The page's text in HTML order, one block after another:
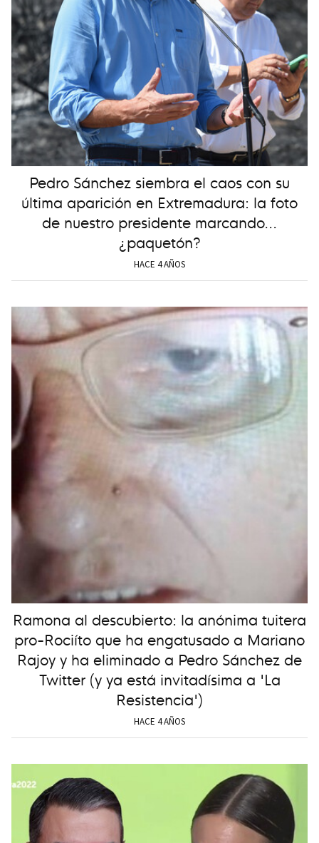
Pedro Sánchez siembra el caos con su
última aparición en Extremadura: la foto
de nuestro presidente marcando...
¿paquetón?
HACE 4 AÑOS
Ramona al descubierto: la anónima tuitera
pro-Rociíto que ha engatusado a Mariano
Rajoy y ha eliminado a Pedro Sánchez de
Twitter (y ya está invitadísima a 'La
Resistencia')
HACE 4 AÑOS